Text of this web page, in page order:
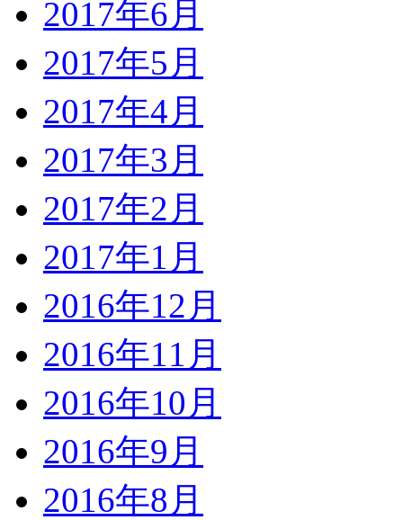
2017年6月
2017年5月
2017年4月
2017年3月
2017年2月
2017年1月
2016年12月
2016年11月
2016年10月
2016年9月
2016年8月